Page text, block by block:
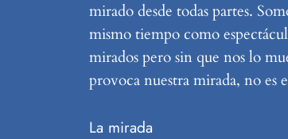
mirado desde todas partes.
mismo tiempo como
mirados pero sin que nos lo
provoca nuestra mirada, no es
La mirada